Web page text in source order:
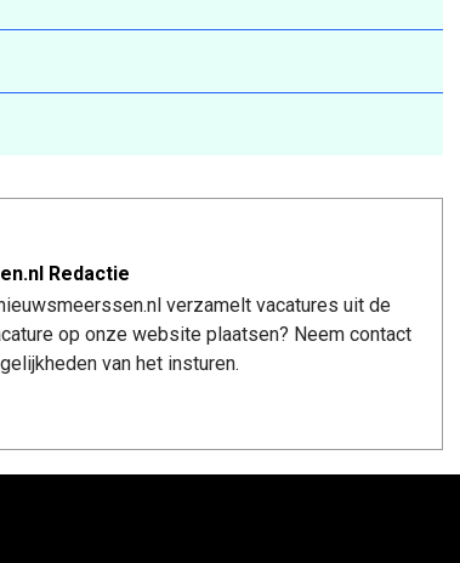
Redactie
verzamelt vacatures uit de
op onze website plaatsen? Neem contact
van het insturen.